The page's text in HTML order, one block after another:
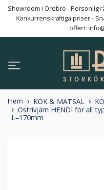
Showroom i Örebro - Personlig
Konkurrenskraftiga priser -
offert:
Hem KÖK & MATSAL
Ostrivjärn HENDI för all
L=170mm